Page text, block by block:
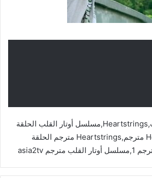
مسلسل أوتار القلب,Heartstrings,مسلسل أوتار القلب الحلقة
1,Heartstrings مترجم,Heartstrings مترجم الحلقة